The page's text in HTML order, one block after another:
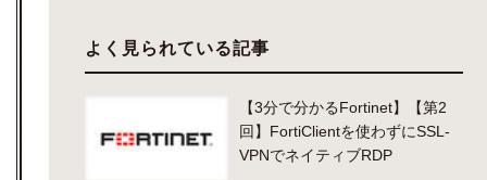
よく見られている記事
【3分で分かるFortinet】【第2
回】FortiClientを使わずにSSL-
VPNでネイティブRDP